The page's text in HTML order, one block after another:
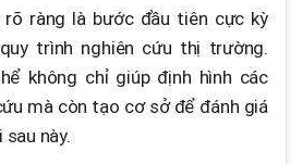
ràng là bước đầu tiên cực kỳ
trình nghiên cứu thị trường.
không chỉ giúp định hình các
mà còn tạo cơ sở để đánh giá
này.